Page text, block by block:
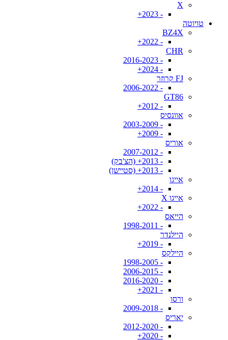
X
- 2023+
טויוטה
BZ4X
- 2022+
CHR
- 2016-2023
- 2024+
FJ קרוזר
- 2006-2022
GT86
- 2012+
אוונסיס
- 2003-2009
- 2009+
אוריס
- 2007-2012
- 2013+ (הצ'בק)
- 2013+ (סטיישן)
אייגו
- 2014+
אייגו X
- 2022+
הייאס
- 1998-2011
היילנדר
- 2019+
היילקס
- 1998-2005
- 2006-2015
- 2016-2020
- 2021+
ורסו
- 2009-2018
יאריס
- 2012-2020
- 2020+